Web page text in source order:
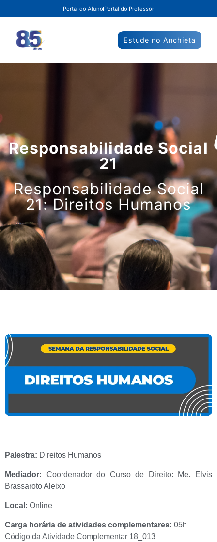
Portal do Aluno Portal do Professor
Estude no Anchieta
Responsabilidade Social
21
Responsabilidade Social
21: Direitos Humanos
Palestra: Direitos Humanos
Mediador: Coordenador do Curso de Direito: Me. Elvis
Brassaroto Aleixo
Local: Online
Carga horária de atividades complementares: 05h
Código da Atividade Complementar 18_013